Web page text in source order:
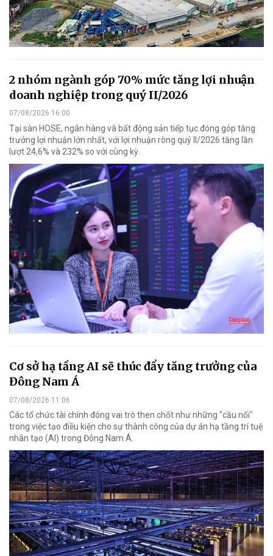
2 nhóm ngành góp 70% mức tăng lợi nhuận
doanh nghiệp trong quý II/2026
07/08/2026 16:00
Tại sàn HOSE, ngân hàng và bất động sản tiếp tục đóng góp tăng
trưởng lợi nhuận lớn nhất, với lợi nhuận ròng quý II/2026 tăng lần
lượt 24,6% và 232% so với cùng kỳ.
Cơ sở hạ tầng AI sẽ thúc đẩy tăng trưởng của
Đông Nam Á
07/08/2026 11:06
Các tổ chức tài chính đóng vai trò then chốt như những "cầu nối"
trong việc tạo điều kiện cho sự thành công của dự án hạ tầng trí tuệ
nhân tạo (AI) trong Đông Nam Á.